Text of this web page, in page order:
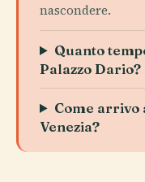
nascondere.
Quanto
Palazzo Dario?
Come arrivo
Venezia?